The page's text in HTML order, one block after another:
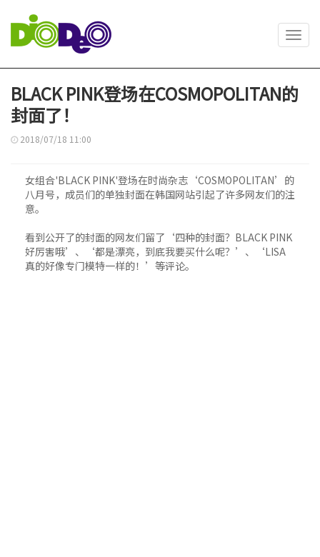
BLACK PINK登场在COSMOPOLITAN的
封面了！
2018/07/18 11:00
女组合'BLACK PINK'登场在时尚杂志‘COSMOPOLITAN’的
八月号，成员们的单独封面在韩国网站引起了许多网友们的注
意。
看到公开了的封面的网友们留了‘四种的封面？BLACK PINK
好厉害哦’、‘都是漂亮，到底我要买什么呢？’、‘LISA
真的好像专门模特一样的！’等评论。